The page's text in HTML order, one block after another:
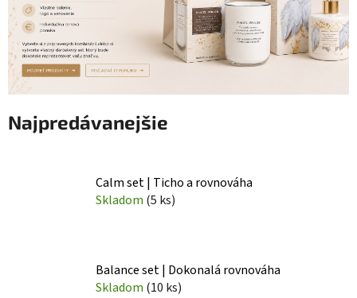
Najpredávanejšie
Calm set | Ticho a rovnováha
Skladom (5 ks)
Balance set | Dokonalá rovnováha
Skladom (10 ks)